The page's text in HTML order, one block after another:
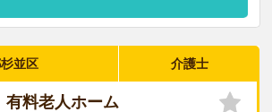
並区 介護士
有料老人ホーム